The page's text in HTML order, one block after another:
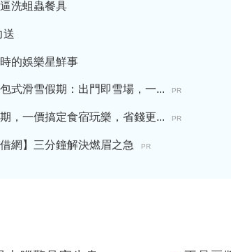
洗蛆蟲餐具
送
的娛樂星鮮事
式滑雪假期：出門即雪場，一... PR
，一價搞定食宿玩樂，省錢更... PR
網】三分鐘解決燃眉之急 PR